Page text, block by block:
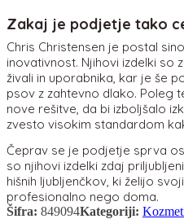
Zakaj je podjetje tako
Chris Christensen je postal
inovativnost. Njihovi izdelki so
živali in uporabnika, kar je še
psov z zahtevno dlako. Poleg
nove rešitve, da bi izboljšalo
zvesto visokim standardom
Čeprav se je podjetje sprva
so njihovi izdelki zdaj
hišnih ljubljenčkov, ki želijo
profesionalno nego doma.
Šifra: 849094Kategoriji: